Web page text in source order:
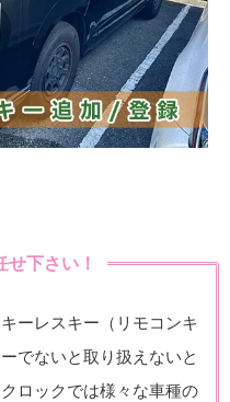
せ下さい！
ーレスキー（リモコンキ
でないと取り扱えないと
ロックでは様々な車種の